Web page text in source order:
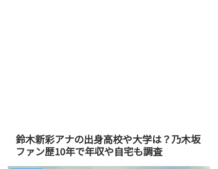
鈴木新彩アナの出身高校や大学は？乃木坂
ファン歴10年で年収や自宅も調査